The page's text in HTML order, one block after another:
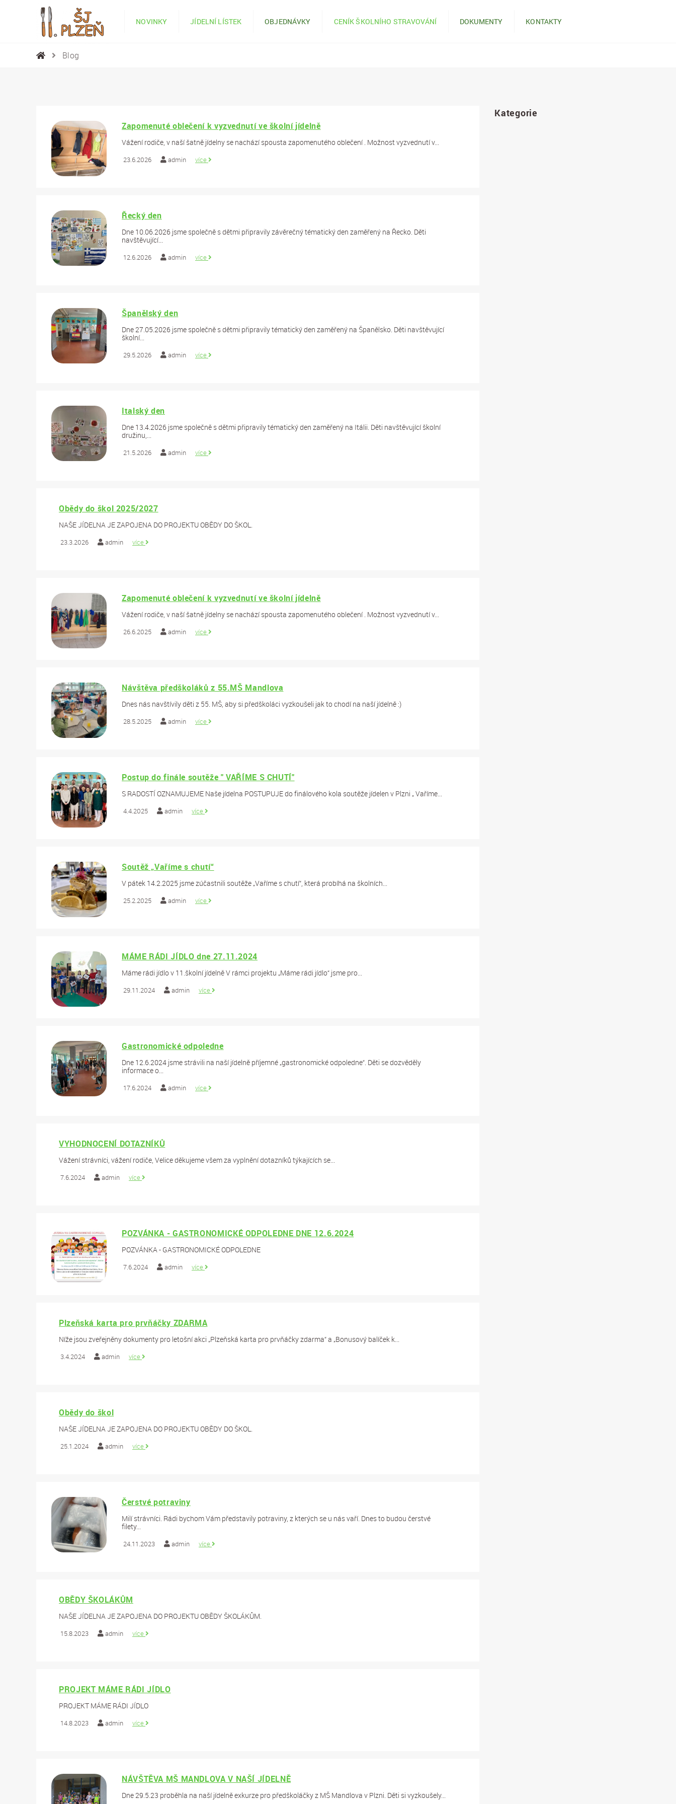
NOVINKY JÍDELNÍ LÍSTEK OBJEDNÁVKY CENÍK ŠKOLNÍHO STRAVOVÁNÍ DOKUMENTY KONTAKTY
Blog
Zapomenuté oblečení k vyzvednutí ve školní jídelně
Vážení rodiče, v naší šatně jídelny se nachází spousta zapomenutého oblečení . Možnost vyzvednutí v...
23.6.2026 admin více
Řecký den
Dne 10.06.2026 jsme společně s dětmi připravily závěrečný tématický den zaměřený na Řecko. Děti
navštěvující...
12.6.2026 admin více
Španělský den
Dne 27.05.2026 jsme společně s dětmi připravily tématický den zaměřený na Španělsko. Děti navštěvující
školní...
29.5.2026 admin více
Italský den
Dne 13.4.2026 jsme společně s dětmi připravily tématický den zaměřený na Itálii. Děti navštěvující školní
družinu,...
21.5.2026 admin více
Obědy do škol 2025/2027
NAŠE JÍDELNA JE ZAPOJENA DO PROJEKTU OBĚDY DO ŠKOL.
23.3.2026 admin více
Zapomenuté oblečení k vyzvednutí ve školní jídelně
Vážení rodiče, v naší šatně jídelny se nachází spousta zapomenutého oblečení . Možnost vyzvednutí v...
26.6.2025 admin více
Návštěva předškoláků z 55.MŠ Mandlova
Dnes nás navštívily děti z 55. MŠ, aby si předškoláci vyzkoušeli jak to chodí na naší jídelně :)
28.5.2025 admin více
Postup do finále soutěže " VAŘÍME S CHUTÍ"
S RADOSTÍ OZNAMUJEME Naše jídelna POSTUPUJE do finálového kola soutěže jídelen v Plzni „ Vaříme...
4.4.2025 admin více
Soutěž „Vaříme s chutí“
V pátek 14.2.2025 jsme zúčastnili soutěže „Vaříme s chutí“, která probíhá na školních...
25.2.2025 admin více
MÁME RÁDI JÍDLO dne 27.11.2024
Máme rádi jídlo v 11.školní jídelně V rámci projektu „Máme rádi jídlo“ jsme pro...
29.11.2024 admin více
Gastronomické odpoledne
Dne 12.6.2024 jsme strávili na naší jídelně příjemné „gastronomické odpoledne“. Děti se dozvěděly
informace o...
17.6.2024 admin více
VYHODNOCENÍ DOTAZNÍKŮ
Vážení strávníci, vážení rodiče, Velice děkujeme všem za vyplnění dotazníků týkajících se...
7.6.2024 admin více
POZVÁNKA - GASTRONOMICKÉ ODPOLEDNE DNE 12.6.2024
POZVÁNKA - GASTRONOMICKÉ ODPOLEDNE
7.6.2024 admin více
Plzeňská karta pro prvňáčky ZDARMA
Níže jsou zveřejněny dokumenty pro letošní akci „Plzeňská karta pro prvňáčky zdarma“ a „Bonusový balíček k...
3.4.2024 admin více
Obědy do škol
NAŠE JÍDELNA JE ZAPOJENA DO PROJEKTU OBĚDY DO ŠKOL.
25.1.2024 admin více
Čerstvé potraviny
Milí strávníci. Rádi bychom Vám představily potraviny, z kterých se u nás vaří. Dnes to budou čerstvé
filety...
24.11.2023 admin více
OBĚDY ŠKOLÁKŮM
NAŠE JÍDELNA JE ZAPOJENA DO PROJEKTU OBĚDY ŠKOLÁKŮM.
15.8.2023 admin více
PROJEKT MÁME RÁDI JÍDLO
PROJEKT MÁME RÁDI JÍDLO
14.8.2023 admin více
NÁVŠTĚVA MŠ MANDLOVA V NAŠÍ JÍDELNĚ
Dne 29.5.23 proběhla na naší jídelně exkurze pro předškoláčky z MŠ Mandlova v Plzni. Děti si vyzkoušely...
Kategorie